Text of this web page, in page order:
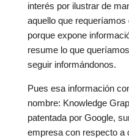
interés por ilustrar de
aquello que
porque expone
resume lo que
seguir informándonos.
Pues esa información
nombre: Knowledge
patentada por Google,
empresa con respecto a